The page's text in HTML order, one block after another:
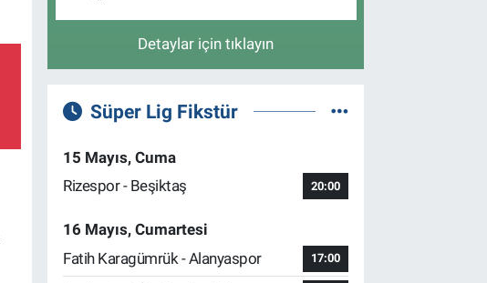
Detaylar için tıklayın
Süper Lig Fikstür
15 Mayıs, Cuma
Rizespor - Beşiktaş
20:00
16 Mayıs, Cumartesi
Fatih Karagümrük - Alanyaspor
17:00